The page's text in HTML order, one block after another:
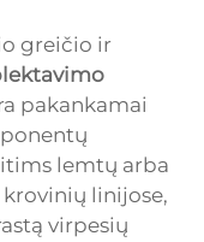
greičio ir
pakankamai
lemtų arba
linijose,
virpesių